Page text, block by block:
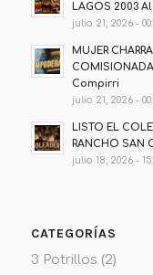
LAGOS 2003 Al
julio 21, 2026 -
MUJER
COMISIONADA
Compirri
julio 21, 2026 -
LISTO EL
RANCHO SAN
julio 18, 2026 -
CATEGORÍAS
3 Potrillos (2)